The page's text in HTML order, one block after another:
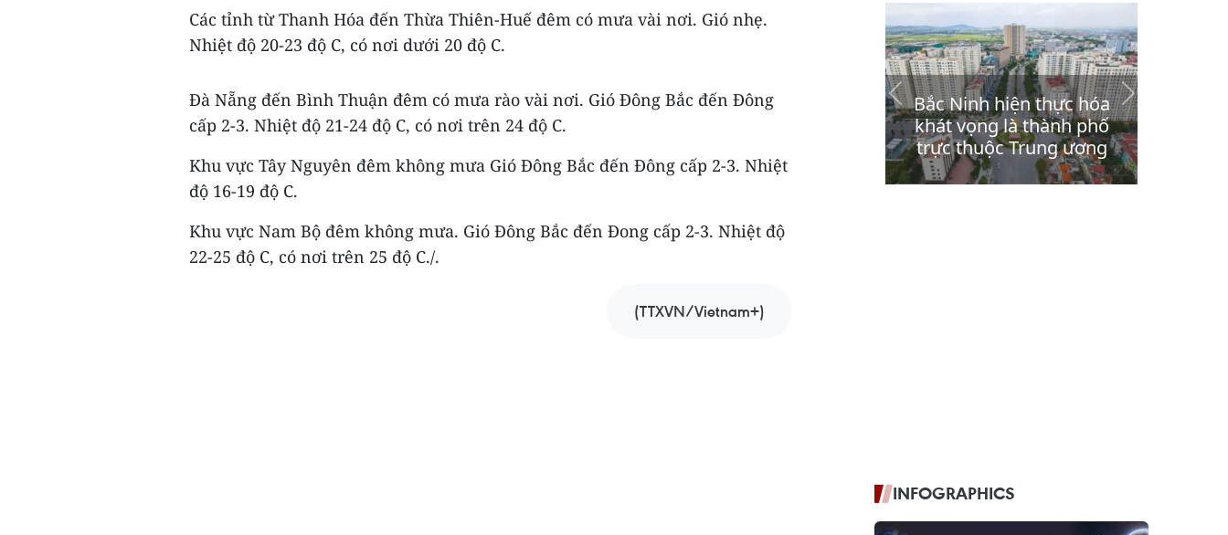
Các tỉnh từ Thanh Hóa đến Thừa Thiên-Huế đêm có mưa vài nơi. Gió nhẹ.
Nhiệt độ 20-23 độ C, có nơi dưới 20 độ C.
Đà Nẵng đến Bình Thuận đêm có mưa rào vài nơi. Gió Đông Bắc đến Đông
cấp 2-3. Nhiệt độ 21-24 độ C, có nơi trên 24 độ C.
Khu vực Tây Nguyên đêm không mưa Gió Đông Bắc đến Đông cấp 2-3. Nhiệt
độ 16-19 độ C.
Khu vực Nam Bộ đêm không mưa. Gió Đông Bắc đến Đong cấp 2-3. Nhiệt độ
22-25 độ C, có nơi trên 25 độ C./.
(TTXVN/Vietnam+)
INFOGRAPHICS